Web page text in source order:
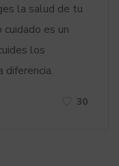
la salud de tu
es un
los
diferencia.
30